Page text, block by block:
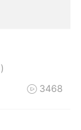
)
 3468